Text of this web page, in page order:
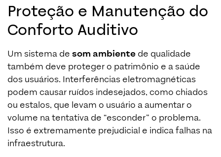
Proteção e Manutenção do
Conforto Auditivo
Um sistema de som ambiente de qualidade
também deve proteger o patrimônio e a saúde
dos usuários. Interferências eletromagnéticas
podem causar ruídos indesejados, como chiados
ou estalos, que levam o usuário a aumentar o
volume na tentativa de “esconder” o problema.
Isso é extremamente prejudicial e indica falhas na
infraestrutura.